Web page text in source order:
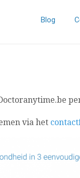
Blog
via het